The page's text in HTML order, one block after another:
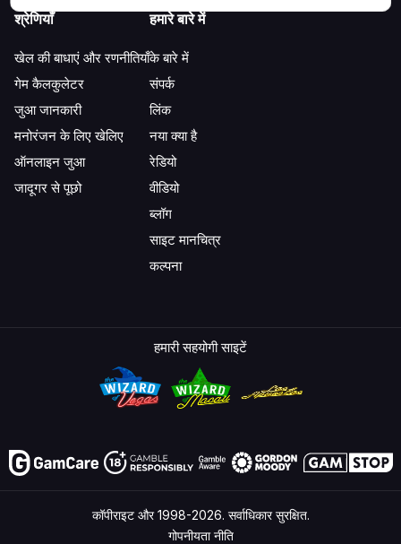
श्रेणियाँ
खेल की बाधाएं और रणनीतियाँ
गेम कैलकुलेटर
जुआ जानकारी
मनोरंजन के लिए खेलिए
ऑनलाइन जुआ
जादूगर से पूछो
हमारे बारे में
के बारे में
संपर्क
लिंक
नया क्या है
रेडियो
वीडियो
ब्लॉग
साइट मानचित्र
कल्पना
हमारी सहयोगी साइटें
कॉपीराइट और 1998-2026. सर्वाधिकार सुरक्षित.
गोपनीयता नीति